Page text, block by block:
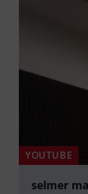
YOUTUBE
selmer